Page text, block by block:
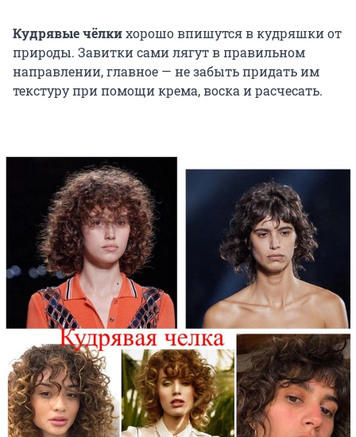
Кудрявые чёлкихорошо впишутся в кудряшки от
природы. Завитки сами лягут в правильном
направлении, главное — не забыть придать им
текстуру при помощи крема, воска и расчесать.